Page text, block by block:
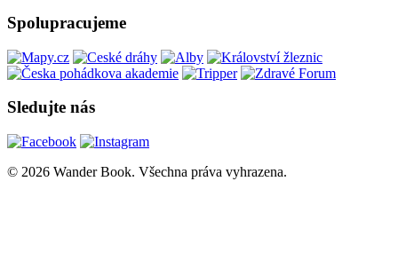
Spolupracujeme
Sledujte nás
© 2026 Wander Book. Všechna práva vyhrazena.